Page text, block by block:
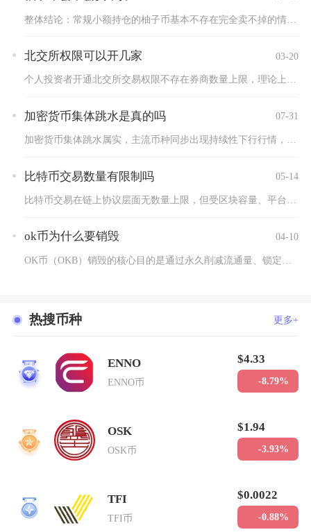
整体结论：常规小额持仓的柚子币基本不存在完全卖不掉的情况，大...
北交所权限可以开几家 03-20
个人投资者开通北交所交易权限不存在券商数量上限，理论上只要是...
加密货币集体跳水是真的吗 07-31
比特币交易数量有限制吗 05-14
ok币为什么要销毁 04-10
热搜币种 更多+
1
ENNO
ENNO币
$4.33
-8.79%
2
OSK
OSK币
$1.94
-3.93%
3
TFI
TFI币
$0.0022
-0.88%